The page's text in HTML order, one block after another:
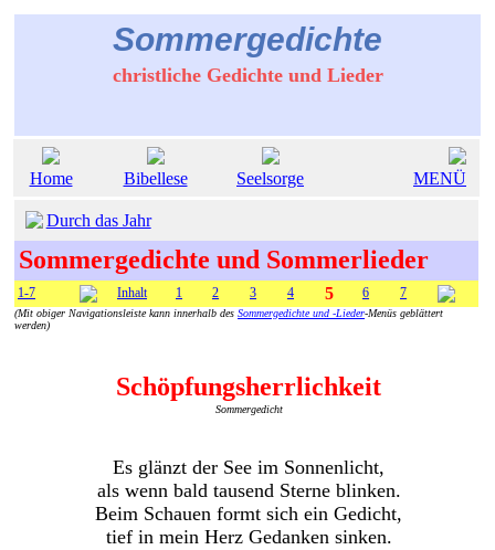
Sommergedichte
christliche Gedichte und Lieder
Home Bibellese Seelsorge MENÜ
Durch das Jahr
Sommergedichte und Sommerlieder
1-7 Inhalt 1 2 3 4 5 6 7
(Mit obiger Navigationsleiste kann innerhalb des Sommergedichte und -Lieder-Menüs geblättert
werden)
Schöpfungsherrlichkeit
Sommergedicht
Es glänzt der See im Sonnenlicht,
als wenn bald tausend Sterne blinken.
Beim Schauen formt sich ein Gedicht,
tief in mein Herz Gedanken sinken.